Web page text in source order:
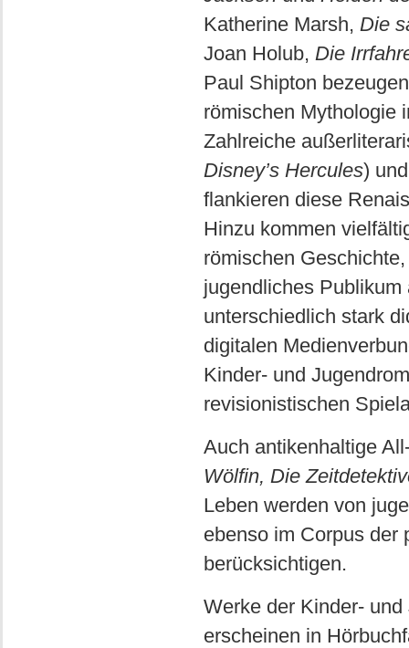
Katherine Marsh, Die
Joan Holub, Die
Paul Shipton
römischen Mythologie
Zahlreiche
Disney’s Hercules)
flankieren diese
Hinzu kommen
römischen
jugendliches
unterschiedlich stark
digitalen
Kinder- und
revisionistischen
Auch antikenhaltige
Wölfin, Die
Leben werden von
ebenso im Corpus der
berücksichtigen.
Werke der Kinder-
erscheinen in